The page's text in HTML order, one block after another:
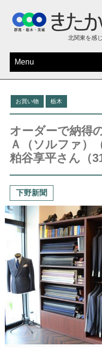
北関東を感
Menu
お買い物 栃木
オーダーで納得
Ａ（ソルファ）
粕谷享平さん（
下野新聞